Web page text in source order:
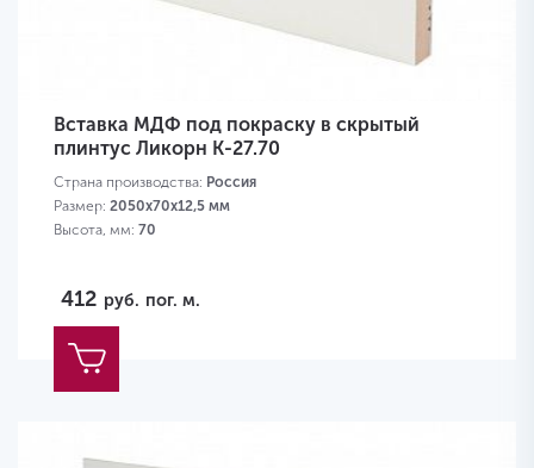
Вставка МДФ под покраску в скрытый
плинтус Ликорн K-27.70
Страна производства: Россия
Размер: 2050х70х12,5 мм
Высота, мм: 70
412 руб. пог. м.